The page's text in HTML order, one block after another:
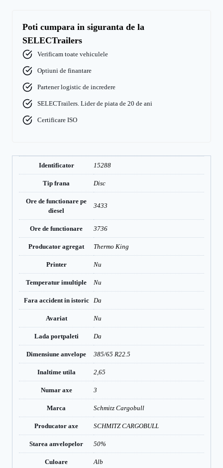
Poti cumpara in siguranta de la
SELECTrailers
Verificam toate vehiculele
Optiuni de finantare
Partener logistic de incredere
SELECTrailers. Lider de piata de 20 de ani
Certificare ISO
Identificator 15288
Tip frana Disc
Ore de functionare pe
diesel
3433
Ore de functionare 3736
Producator agregat Thermo King
Printer Nu
Temperatur imultiple Nu
Fara accident in istoric Da
Avariat Nu
Lada portpaleti Da
Dimensiune anvelope 385/65 R22.5
Inaltime utila 2,65
Numar axe 3
Marca Schmitz Cargobull
Producator axe SCHMITZ CARGOBULL
Starea anvelopelor 50%
Culoare Alb